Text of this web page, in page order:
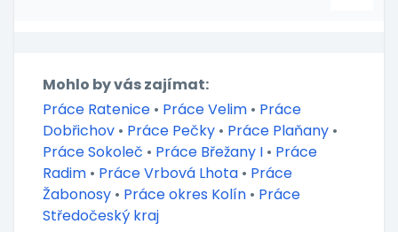
Mohlo by vás zajímat:
Práce Ratenice • Práce Velim • Práce
Dobřichov • Práce Pečky • Práce Plaňany •
Práce Sokoleč • Práce Břežany I • Práce
Radim • Práce Vrbová Lhota • Práce
Žabonosy • Práce okres Kolín • Práce
Středočeský kraj